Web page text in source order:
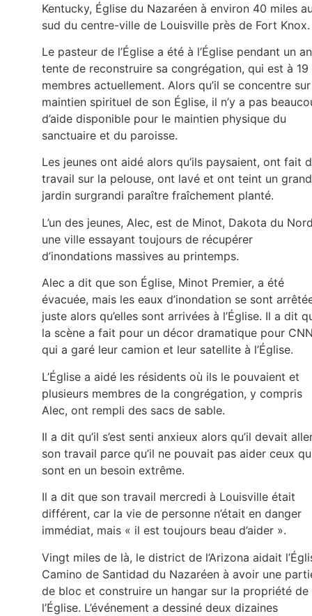
Kentucky, Église du Nazaréen à environ 40 miles
sud du centre-ville de Louisville près de Fort
Le pasteur de l’Église a été à l’Église pendant un
tente de reconstruire sa congrégation, qui est à 19
membres actuellement. Alors qu’il se concentre
maintien spirituel de son Église, il n’y a pas
d’aide disponible pour le maintien physique du
sanctuaire et du paroisse.
Les jeunes ont aidé alors qu’ils paysaient, ont fait
travail sur la pelouse, ont lavé et ont teint un grand
jardin surgrandi paraître fraîchement planté.
L’un des jeunes, Alec, est de Minot, Dakota du
une ville essayant toujours de récupérer
d’inondations massives au printemps.
Alec a dit que son Église, Minot Premier, a été
évacuée, mais les eaux d’inondation se sont
juste alors qu’elles sont arrivées à l’Église. Il a dit
la scène a fait pour un décor dramatique pour
qui a garé leur camion et leur satellite à l’Église.
L’Église a aidé les résidents où ils le pouvaient et
plusieurs membres de la congrégation, y compris
Alec, ont rempli des sacs de sable.
Il a dit qu’il s’est senti anxieux alors qu’il devait
son travail parce qu’il ne pouvait pas aider ceux
sont en un besoin extrême.
Il a dit que son travail mercredi à Louisville était
différent, car la vie de personne n’était en danger
immédiat, mais « il est toujours beau d’aider ».
Vingt miles de là, le district de l’Arizona aidait
Camino de Santidad du Nazaréen à avoir une
de bloc et construire un hangar sur la propriété de
l’Église. L’événement a dessiné deux dizaines